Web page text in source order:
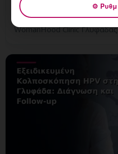
εξατομικευμένη
πλάνο παρακολούθησης
WomanHood Clinic
⚙